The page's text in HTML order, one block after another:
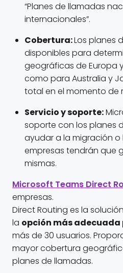
“Planes de llamadas
internacionales”.
Cobertura:Los planes
disponibles para
geográficas de Europa
como para Australia y
total en el momento de
Servicio y soporte:
soporte con los planes
ayudar a la migración o
empresas tendrán que
mismas.
Microsoft Teams Direct
empresas.
Direct Routing es la
la opción más adecuada
más de 30 usuarios.
mayor cobertura
planes de llamadas.